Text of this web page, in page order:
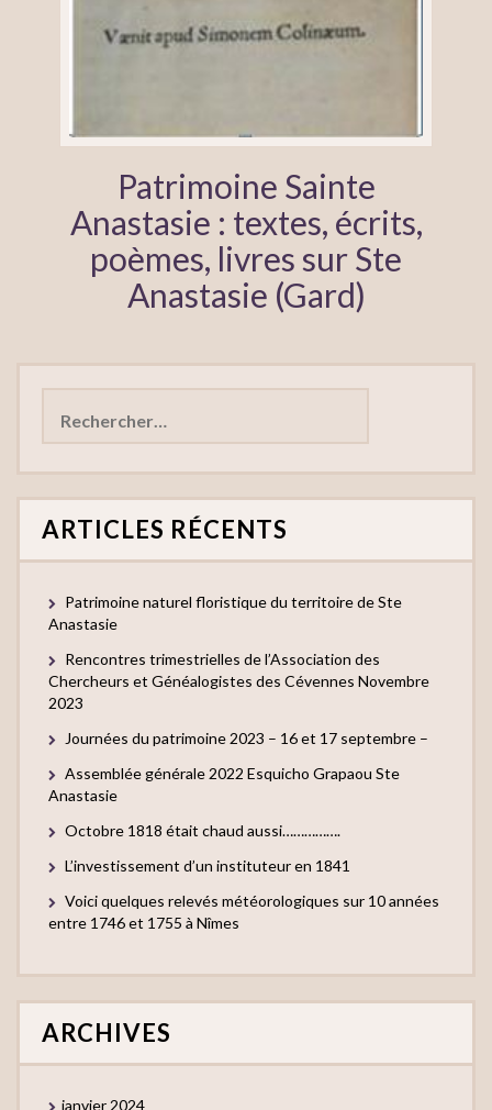
Patrimoine Sainte
Anastasie : textes, écrits,
poèmes, livres sur Ste
Anastasie (Gard)
ARTICLES RÉCENTS
Patrimoine naturel floristique du territoire de Ste
Anastasie
Rencontres trimestrielles de l’Association des
Chercheurs et Généalogistes des Cévennes Novembre
2023
Journées du patrimoine 2023 – 16 et 17 septembre –
Assemblée générale 2022 Esquicho Grapaou Ste
Anastasie
Octobre 1818 était chaud aussi…………….
L’investissement d’un instituteur en 1841
Voici quelques relevés météorologiques sur 10 années
entre 1746 et 1755 à Nîmes
ARCHIVES
janvier 2024